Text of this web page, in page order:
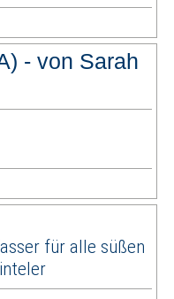
- von Sarah
für alle süßen